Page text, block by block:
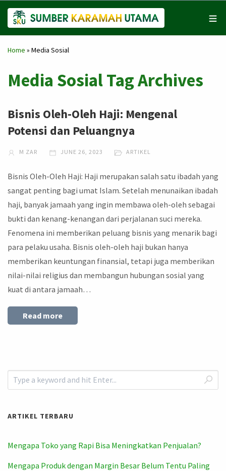
Home » Media Sosial
Media Sosial Tag Archives
Bisnis Oleh-Oleh Haji: Mengenal
Potensi dan Peluangnya
M ZAR JUNE 26, 2023 ARTIKEL
Bisnis Oleh-Oleh Haji: Haji merupakan salah satu ibadah yang
sangat penting bagi umat Islam. Setelah menunaikan ibadah
haji, banyak jamaah yang ingin membawa oleh-oleh sebagai
bukti dan kenang-kenangan dari perjalanan suci mereka.
Fenomena ini memberikan peluang bisnis yang menarik bagi
para pelaku usaha. Bisnis oleh-oleh haji bukan hanya
memberikan keuntungan finansial, tetapi juga memberikan
nilai-nilai religius dan membangun hubungan sosial yang
kuat di antara jamaah…
Read more
ARTIKEL TERBARU
Mengapa Toko yang Rapi Bisa Meningkatkan Penjualan?
Mengapa Produk dengan Margin Besar Belum Tentu Paling